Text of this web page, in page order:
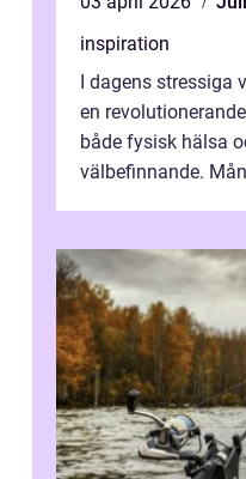
inspiration
I dagens stressiga
en
både fysisk hälsa
välbefinnande.